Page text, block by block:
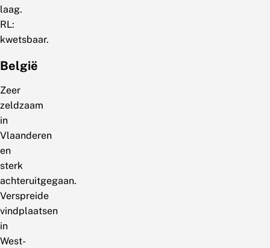
laag.
RL:
kwetsbaar.
België
Zeer
zeldzaam
in
Vlaanderen
en
sterk
achteruitgegaan.
Verspreide
vindplaatsen
in
West-